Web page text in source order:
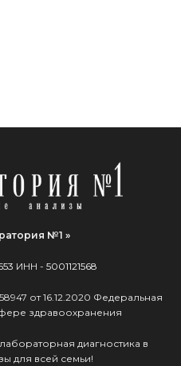
№1 »
ИНН - 5001121568
от 16.12.2020 Федеральная
здравоохранения
диагностика в
для всей семьи!